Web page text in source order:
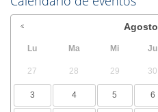
Agosto
Lu Ma Mi Ju
27 28 29 30
3 4 5 6